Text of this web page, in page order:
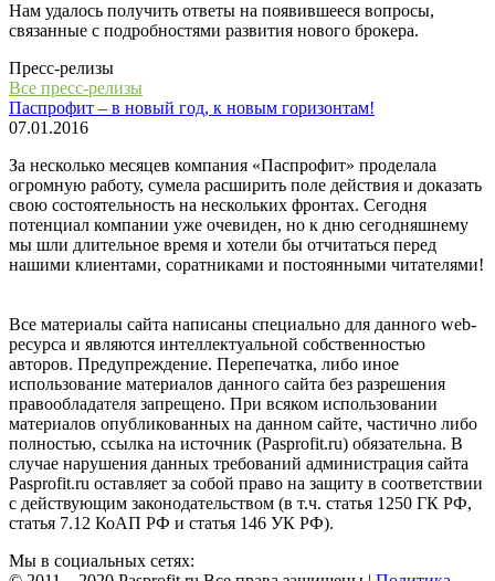
Нам удалось получить ответы на появившееся вопросы,
связанные с подробностями развития нового брокера.
Пресс-релизы
Все пресс-релизы
Паспрофит – в новый год, к новым горизонтам!
07.01.2016
За несколько месяцев компания «Паспрофит» проделала
огромную работу, сумела расширить поле действия и доказать
свою состоятельность на нескольких фронтах. Сегодня
потенциал компании уже очевиден, но к дню сегодняшнему
мы шли длительное время и хотели бы отчитаться перед
нашими клиентами, соратниками и постоянными читателями!
Все материалы сайта написаны специально для данного web-
ресурса и являются интеллектуальной собственностью
авторов. Предупреждение. Перепечатка, либо иное
использование материалов данного сайта без разрешения
правообладателя запрещено. При всяком использовании
материалов опубликованных на данном сайте, частично либо
полностью, ссылка на источник (Pasprofit.ru) обязательна. В
случае нарушения данных требований администрация сайта
Pasprofit.ru оставляет за собой право на защиту в соответствии
с действующим законодательством (в т.ч. статья 1250 ГК РФ,
статья 7.12 КоАП РФ и статья 146 УК РФ).
Мы в социальных сетях: